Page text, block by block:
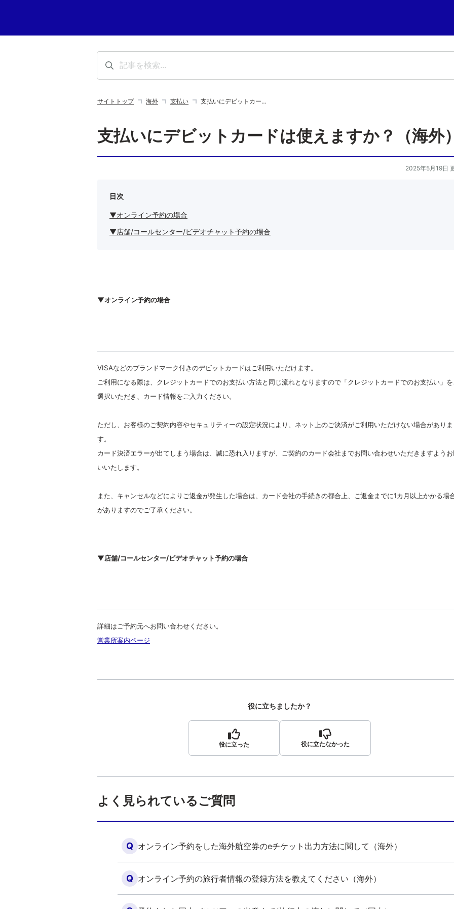
サイトトップ 海外 支払い 支払いにデビットカー…
支払いにデビットカードは使えますか？（海外
2025年5月19日
目次
▼オンライン予約の場合
▼店舗/コールセンター/ビデオチャット予約の場合
▼オンライン予約の場合
VISAなどのブランドマーク付きのデビットカードはご利用いただけ ます。
ご利用になる際は、 クレジットカードでのお支払い方法と同じ流れとなりますので「クレジットカードでのお支払い」
選択いただき、カード情報をご入力ください。
ただし、お客様のご契約内容やセキュリティーの設定状況により、ネット上のご決済がご利用いただけない場合がありま
す。
カード決済エラーが出てしまう場合は、誠に恐れ入りますが、ご契約のカード会社までお問い合わせいただきますよう
いいたします。
また、キャンセルなどによりご返金が発生した場合は、カード会社の手続きの都合上、
ご返金までに1カ月以上かかる場
がありますのでご了承ください。
▼店舗/コールセンター/ビデオチャット予約の場合
詳細はご予約元へお問い合わせください。
営業所案内ページ
役に立ちましたか？
役に立った 役に立たなかった
よく見られているご質問
Q オンライン予約をした海外航空券のeチケット出力方法に関して（海外）
Q オンライン予約の旅行者情報の登録方法を教えてください（海外）